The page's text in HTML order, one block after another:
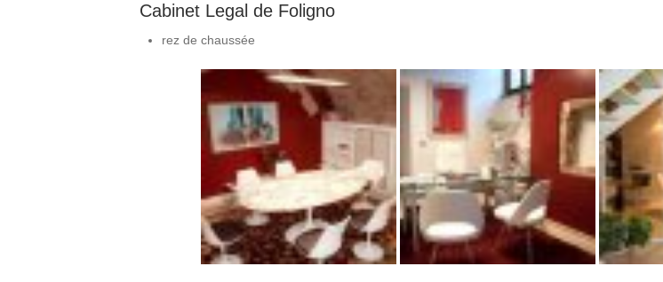
Cabinet Legal de Foligno
rez de chaussée